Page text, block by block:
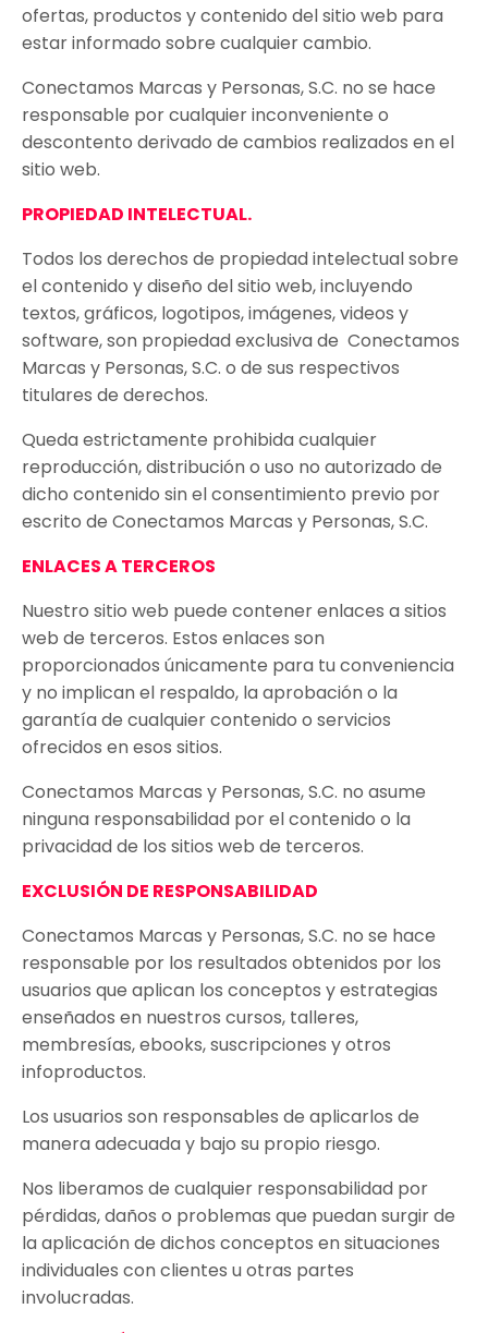
ofertas, productos y contenido del sitio web para
estar informado sobre cualquier cambio.
Conectamos Marcas y Personas, S.C. no se hace
responsable por cualquier inconveniente o
descontento derivado de cambios realizados en el
sitio web.
PROPIEDAD INTELECTUAL.
Todos los derechos de propiedad intelectual sobre
el contenido y diseño del sitio web, incluyendo
textos, gráficos, logotipos, imágenes, videos y
software, son propiedad exclusiva de Conectamos
Marcas y Personas, S.C. o de sus respectivos
titulares de derechos.
Queda estrictamente prohibida cualquier
reproducción, distribución o uso no autorizado de
dicho contenido sin el consentimiento previo por
escrito de Conectamos Marcas y Personas, S.C.
ENLACES A TERCEROS
Nuestro sitio web puede contener enlaces a sitios
web de terceros. Estos enlaces son
proporcionados únicamente para tu conveniencia
y no implican el respaldo, la aprobación o la
garantía de cualquier contenido o servicios
ofrecidos en esos sitios.
Conectamos Marcas y Personas, S.C. no asume
ninguna responsabilidad por el contenido o la
privacidad de los sitios web de terceros.
EXCLUSIÓN DE RESPONSABILIDAD
Conectamos Marcas y Personas, S.C. no se hace
responsable por los resultados obtenidos por los
usuarios que aplican los conceptos y estrategias
enseñados en nuestros cursos, talleres,
membresías, ebooks, suscripciones y otros
infoproductos.
Los usuarios son responsables de aplicarlos de
manera adecuada y bajo su propio riesgo.
Nos liberamos de cualquier responsabilidad por
pérdidas, daños o problemas que puedan surgir de
la aplicación de dichos conceptos en situaciones
individuales con clientes u otras partes
involucradas.